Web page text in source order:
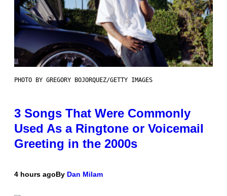
PHOTO BY GREGORY BOJORQUEZ/GETTY IMAGES
3 Songs That Were Commonly
Used As a Ringtone or Voicemail
Greeting in the 2000s
4 hours agoBy Dan Milam